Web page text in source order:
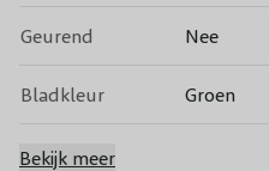
Geurend Nee
Bladkleur Groen
Groenblijvend
Bekijk meer